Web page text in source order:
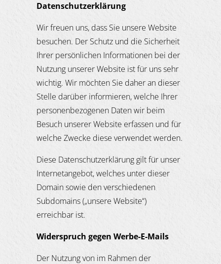
Datenschutzerklärung
Wir freuen uns, dass Sie unsere Website
besuchen. Der Schutz und die Sicherheit
Ihrer persönlichen Informationen bei der
Nutzung unserer Website ist für uns sehr
wichtig. Wir möchten Sie daher an dieser
Stelle darüber informieren, welche Ihrer
personenbezogenen Daten wir beim
Besuch unserer Website erfassen und für
welche Zwecke diese verwendet werden.
Diese Datenschutzerklärung gilt für unser
Internetangebot, welches unter dieser
Domain sowie den verschiedenen
Subdomains („unsere Website“)
erreichbar ist.
Widerspruch gegen Werbe-E-Mails
Der Nutzung von im Rahmen der